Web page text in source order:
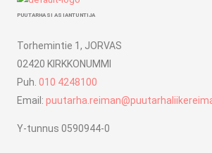
PUUTARHASI ASIANTUNTIJA
Torhemintie 1, JORVAS
02420 KIRKKONUMMI
Puh. 010 4248100
Email:
Y-tunnus 0590944-0